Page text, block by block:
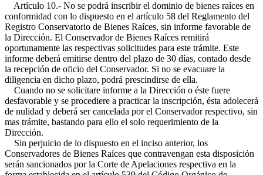
Artículo 10.- No se podrá inscribir el dominio de bienes raíces en
conformidad con lo dispuesto en el artículo 58 del Reglamento del
Registro Conservatorio de Bienes Raíces, sin informe favorable de
la Dirección. El Conservador de Bienes Raíces remitirá
oportunamente las respectivas solicitudes para este trámite. Este
informe deberá emitirse dentro del plazo de 30 días, contado desde
la recepción de oficio del Conservador. Si no se evacuare la
diligencia en dicho plazo, podrá prescindirse de ella.
Cuando no se solicitare informe a la Dirección o éste fuere
desfavorable y se procediere a practicar la inscripción, ésta adolecerá
de nulidad y deberá ser cancelada por el Conservador respectivo, sin
mas trámite, bastando para ello el solo requerimiento de la
Dirección.
Sin perjuicio de lo dispuesto en el inciso anterior, los
Conservadores de Bienes Raíces que contravengan esta disposición
serán sancionados por la Corte de Apelaciones respectiva en la